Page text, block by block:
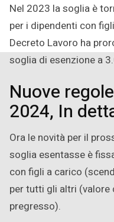
Nel 2023 la soglia è
per i dipendenti con
Decreto Lavoro ha
soglia di esenzione a
Nuove
2024, In
Ora le novità per il
soglia esentasse è
con figli a carico
per tutti gli altri (valore
pregresso).